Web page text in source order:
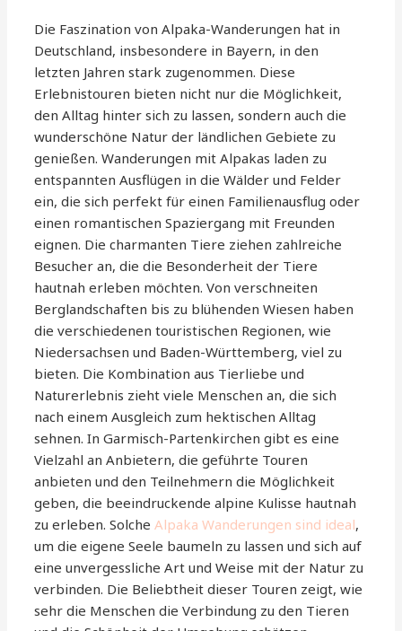
Die Faszination von Alpaka-Wanderungen hat in
Deutschland, insbesondere in Bayern, in den
letzten Jahren stark zugenommen. Diese
Erlebnistouren bieten nicht nur die Möglichkeit,
den Alltag hinter sich zu lassen, sondern auch die
wunderschöne Natur der ländlichen Gebiete zu
genießen. Wanderungen mit Alpakas laden zu
entspannten Ausflügen in die Wälder und Felder
ein, die sich perfekt für einen Familienausflug oder
einen romantischen Spaziergang mit Freunden
eignen. Die charmanten Tiere ziehen zahlreiche
Besucher an, die die Besonderheit der Tiere
hautnah erleben möchten. Von verschneiten
Berglandschaften bis zu blühenden Wiesen haben
die verschiedenen touristischen Regionen, wie
Niedersachsen und Baden-Württemberg, viel zu
bieten. Die Kombination aus Tierliebe und
Naturerlebnis zieht viele Menschen an, die sich
nach einem Ausgleich zum hektischen Alltag
sehnen. In Garmisch-Partenkirchen gibt es eine
Vielzahl an Anbietern, die geführte Touren
anbieten und den Teilnehmern die Möglichkeit
geben, die beeindruckende alpine Kulisse hautnah
zu erleben. SolcheAlpaka Wanderungen sind ideal,
um die eigene Seele baumeln zu lassen und sich auf
eine unvergessliche Art und Weise mit der Natur zu
verbinden. Die Beliebtheit dieser Touren zeigt, wie
sehr die Menschen die Verbindung zu den Tieren